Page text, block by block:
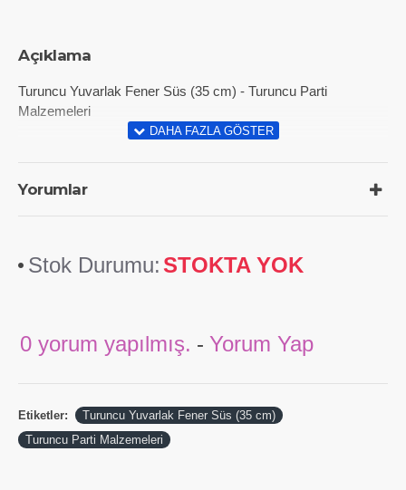
Açıklama
Turuncu Yuvarlak Fener Süs (35 cm) - Turuncu Parti
Malzemeleri
Yorumlar
Stok Durumu:STOKTA YOK
0 yorum yapılmış. - Yorum Yap
Etiketler:
Turuncu Yuvarlak Fener Süs (35 cm)
Turuncu Parti Malzemeleri